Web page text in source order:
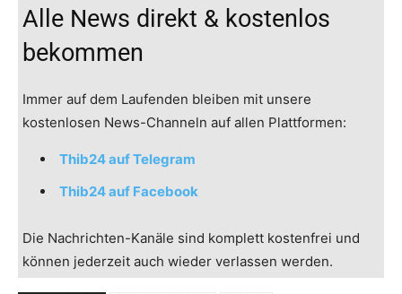
Alle News direkt & kostenlos
bekommen
Immer auf dem Laufenden bleiben mit unsere
kostenlosen News-Channeln auf allen Plattformen:
Thib24 auf Telegram
Thib24 auf Facebook
Die Nachrichten-Kanäle sind komplett kostenfrei und
können jederzeit auch wieder verlassen werden.